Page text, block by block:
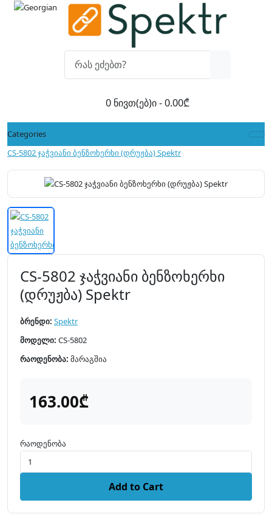
0 ნივთ(ებ)ი - 0.00₾
Categories
CS-5802 ჯაჭვიანი ბენზოხერხი (დრუჟბა) Spektr
CS-5802 ჯაჭვიანი ბენზოხერხი
(დრუჟბა) Spektr
ბრენდი: Spektr
მოდელი: CS-5802
რაოდენობა: მარაგშია
163.00₾
რაოდენობა
Add to Cart